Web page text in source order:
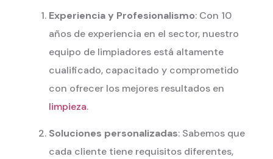
Experiencia y Profesionalismo: Con 10
años de experiencia en el sector, nuestro
equipo de limpiadores está altamente
cualificado, capacitado y comprometido
con ofrecer los mejores resultados en
limpieza.
Soluciones personalizadas: Sabemos que
cada cliente tiene requisitos diferentes,